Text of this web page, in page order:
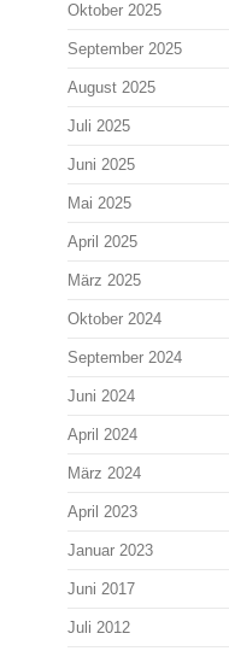
Oktober 2025
September 2025
August 2025
Juli 2025
Juni 2025
Mai 2025
April 2025
März 2025
Oktober 2024
September 2024
Juni 2024
April 2024
März 2024
April 2023
Januar 2023
Juni 2017
Juli 2012